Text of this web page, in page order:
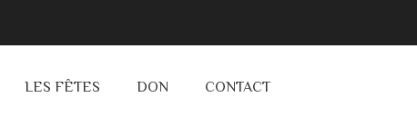
LES FÊTES DON CONTACT